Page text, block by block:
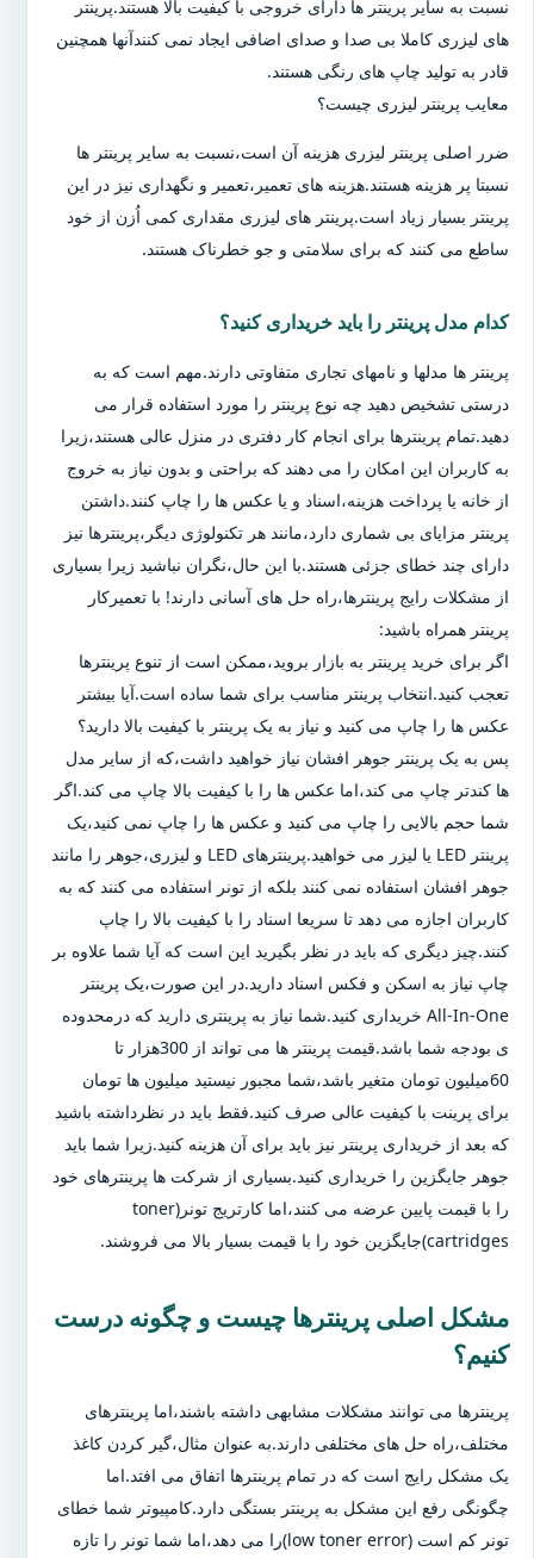
نسبت به سایر پرینتر ها دارای خروجی با کیفیت بالا هستند.پرینتر
های لیزری کاملا بی صدا و صدای اضافی ایجاد نمی کنندآنها همچنین
قادر به تولید چاپ های رنگی هستند.
معایب پرینتر لیزری چیست؟
ضرر اصلی پرینتر لیزری هزینه آن است،نسبت به سایر پرینتر ها
نسبتا پر هزینه هستند.هزینه های تعمیر،تعمیر و نگهداری نیز در این
پرینتر بسیار زیاد است.پرینتر های لیزری مقداری کمی اُزن از خود
ساطع می کنند که برای سلامتی و جو خطرناک هستند.
کدام مدل پرینتر را باید خریداری کنید؟
پرینتر ها مدلها و نامهای تجاری متفاوتی دارند.مهم است که به
درستی تشخیص دهید چه نوع پرینتر را مورد استفاده قرار می
دهید.تمام پرینترها برای انجام کار دفتری در منزل عالی هستند،زیرا
به کاربران این امکان را می دهند که براحتی و بدون نیاز به خروج
از خانه یا پرداخت هزینه،اسناد و یا عکس ها را چاپ کنند.داشتن
پرینتر مزایای بی شماری دارد،مانند هر تکنولوژی دیگر،پرینترها نیز
دارای چند خطای جزئی هستند.با این حال،نگران نباشید زیرا بسیاری
از مشکلات رایج پرینترها،راه حل های آسانی دارند! با تعمیرکار
پرینتر همراه باشید:
اگر برای خرید پرینتر به بازار بروید،ممکن است از تنوع پرینترها
تعجب کنید.انتخاب پرینتر مناسب برای شما ساده است.آیا بیشتر
عکس ها را چاپ می کنید و نیاز به یک پرینتر با کیفیت بالا دارید؟
پس به یک پرینتر جوهر افشان نیاز خواهید داشت،که از سایر مدل
ها کندتر چاپ می کند،اما عکس ها را با کیفیت بالا چاپ می کند.اگر
شما حجم بالایی را چاپ می کنید و عکس ها را چاپ نمی کنید،یک
پرینتر LED یا لیزر می خواهید.پرینترهای LED و لیزری،جوهر را مانند
جوهر افشان استفاده نمی کنند بلکه از تونر استفاده می کنند که به
کاربران اجازه می دهد تا سریعا اسناد را با کیفیت بالا را چاپ
کنند.چیز دیگری که باید در نظر بگیرید این است که آیا شما علاوه بر
چاپ نیاز به اسکن و فکس اسناد دارید.در این صورت،یک پرینتر
All-In-One خریداری کنید.شما نیاز به پرینتری دارید که درمحدوده
ی بودجه شما باشد.قیمت پرینتر ها می تواند از 300هزار تا
60میلیون تومان متغیر باشد،شما مجبور نیستید میلیون ها تومان
برای پرینت با کیفیت عالی صرف کنید.فقط باید در نظرداشته باشید
که بعد از خریداری پرینتر نیز باید برای آن هزینه کنید.زیرا شما باید
جوهر جایگزین را خریداری کنید.بسیاری از شرکت ها پرینترهای خود
را با قیمت پایین عرضه می کنند،اما کارتریج تونر(toner
cartridges)جایگزین خود را با قیمت بسیار بالا می فروشند.
مشکل اصلی پرینترها چیست و چگونه درست
کنیم؟
پرینترها می توانند مشکلات مشابهی داشته باشند،اما پرینترهای
مختلف،راه حل های مختلفی دارند.به عنوان مثال،گیر کردن کاغذ
یک مشکل رایج است که در تمام پرینترها اتفاق می افتد.اما
چگونگی رفع این مشکل به پرینتر بستگی دارد.کامپیوتر شما خطای
تونر کم است (low toner error)را می دهد،اما شما تونر را تازه